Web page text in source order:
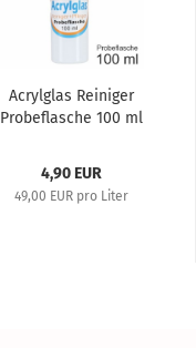
Acrylglas Reiniger
Probeflasche 100 ml
4,90 EUR
49,00 EUR pro Liter